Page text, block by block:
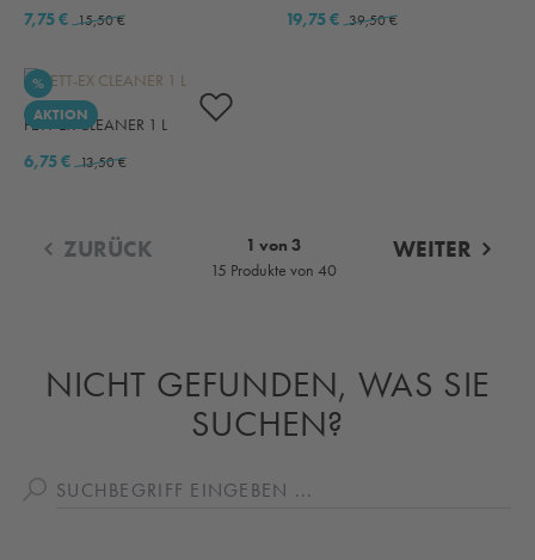
7,75 € 15,50 €
19,75 € 39,50 €
RABATT
%
AKTION
FETT-EX CLEANER 1 L
6,75 € 13,50 €
ZURÜCK
1 von 3
15 Produkte von 40
WEITER
NICHT GEFUNDEN, WAS SIE
SUCHEN?